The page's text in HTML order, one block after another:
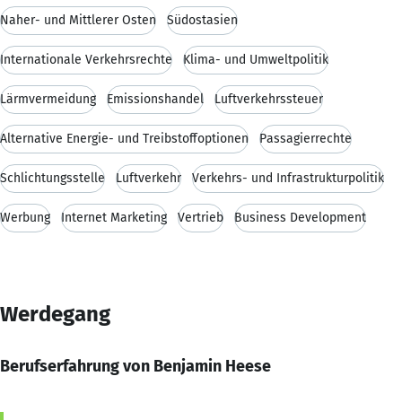
Naher- und Mittlerer Osten Südostasien
Internationale Verkehrsrechte Klima- und Umweltpolitik
Lärmvermeidung Emissionshandel Luftverkehrssteuer
Alternative Energie- und Treibstoffoptionen Passagierrechte
Schlichtungsstelle Luftverkehr Verkehrs- und Infrastrukturpolitik
Werbung Internet Marketing Vertrieb Business Development
Werdegang
Berufserfahrung von Benjamin Heese